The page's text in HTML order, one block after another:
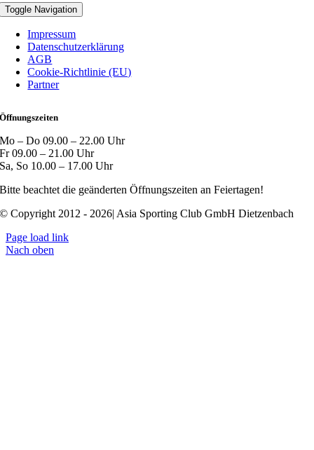
Toggle Navigation
Impressum
Datenschutzerklärung
AGB
Cookie-Richtlinie (EU)
Partner
Öffnungszeiten
Mo – Do 09.00 – 22.00 Uhr
Fr 09.00 – 21.00 Uhr
Sa, So 10.00 – 17.00 Uhr
Bitte beachtet die geänderten Öffnungszeiten an Feiertagen!
© Copyright 2012 - 2026| Asia Sporting Club GmbH Dietzenbach
Page load link
Nach oben